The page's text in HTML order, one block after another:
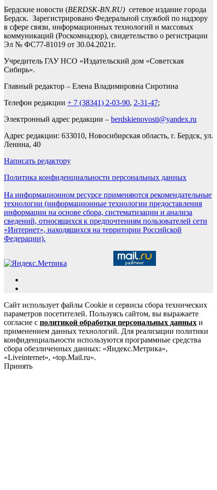
Бердские новости (BERDSK-BN.RU) сетевое издание города
Бердск. Зарегистрировано Федеральной службой по надзору
в сфере связи, информационных технологий и массовых
коммуникаций (Роскомнадзор), свидетельство о регистрации
Эл № ФС77-81019 от 30.04.2021г.
Учредитель ГАУ НСО «Издательский дом «Советская
Сибирь».
Главный редактор – Елена Владимировна Сиротина
Телефон редакции + 7 (38341) 2-03-90, 2-31-47;
Электронный адрес редакции – berdskienovosti@yandex.ru
Адрес редакции: 633010, Новосибирская область, г. Бердск, ул.
Ленина, 40
Написать редактору
Политика конфиденциальности персональных данных
На информационном ресурсе применяются рекомендательные
технологии (информационные технологии предоставления
информации на основе сбора, систематизации и анализа
сведений, относящихся к предпочтениям пользователей сети
«Интернет», находящихся на территории Российской
Федерации).
Сайт использует файлы Cookie и сервисы сбора технических
параметров посетителей. Пользуясь сайтом, вы выражаете
согласие с политикой обработки персональных данных и
применением данных технологий. Для реализации политики
конфиденциальности используются программные средства
сбора обезличенных данных: «Яндекс.Метрика»,
«Liveinternet», «top.Mail.ru».
Принять